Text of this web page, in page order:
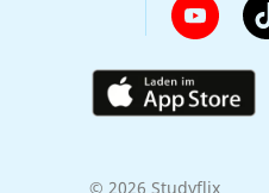
© 2026 Studyflix